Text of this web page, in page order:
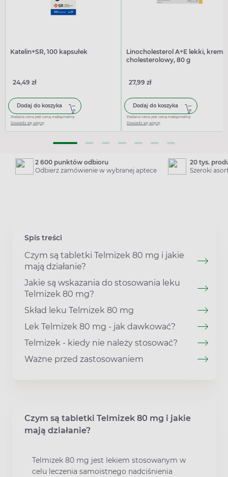
Katelin+SR, 100 kapsułek
24,49 zł
Dodaj do koszyka
Podana cena jest ceną maksymalną
Dowiedz się więcej
Linocholesterol A+E lekki, krem
cholesterolowy, 80 g
27,99 zł
Dodaj do koszyka
Podana cena jest ceną maksymalną
Dowiedz się więcej
2 600 punktów odbioru
Odbierz zamówienie w wybranej aptece
20 tys.
Szeroki
Spis treści
Czym są tabletki Telmizek 80 mg i jakie
mają działanie?
Jakie są wskazania do stosowania leku
Telmizek 80 mg?
Skład leku Telmizek 80 mg
Lek Telmizek 80 mg - jak dawkować?
Telmizek - kiedy nie należy stosować?
Ważne przed zastosowaniem
Czym są tabletki Telmizek 80 mg i jakie
mają działanie?
Telmizek 80 mg jest lekiem stosowanym w
celu leczenia samoistnego nadciśnienia